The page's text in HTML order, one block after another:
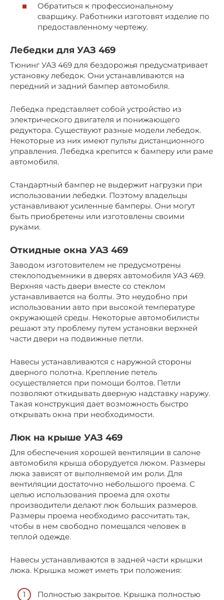
Обратиться к профессиональному
сварщику. Работники изготовят изделие по
предоставленному чертежу.
Лебедки для УАЗ 469
Тюнинг УАЗ 469 для бездорожья предусматривает
установку лебедок. Они устанавливаются на
передний и задний бампер автомобиля.
Лебедка представляет собой устройство из
электрического двигателя и понижающего
редуктора. Существуют разные модели лебедок.
Некоторые из них имеют пульты дистанционного
управления. Лебедка крепится к бамперу или раме
автомобиля.
Стандартный бампер не выдержит нагрузки при
использовании лебедки. Поэтому владельцы
устанавливают усиленные бамперы. Они могут
быть приобретены или изготовлены своими
руками.
Откидные окна УАЗ 469
Заводом изготовителем не предусмотрены
стеклоподъемники в дверях автомобиля УАЗ 469.
Верхняя часть двери вместе со стеклом
устанавливается на болты. Это неудобно при
использовании авто при высокой температуре
окружающей среды. Некоторые автомобилисты
решают эту проблему путем установки верхней
части двери на подвижные петли.
Навесы устанавливаются с наружной стороны
дверного полотна. Крепление петель
осуществляется при помощи болтов. Петли
позволяют откидывать дверную надставку наружу.
Такая конструкция дает возможность быстро
открывать окна при необходимости.
Люк на крыше УАЗ 469
Для обеспечения хорошей вентиляции в салоне
автомобиля крыша оборудуется люком. Размеры
люка зависят от выполняемой им роли. Для
вентиляции достаточно небольшого проема. С
целью использования проема для охоты
производители делают люк больших размеров.
Размеры проема необходимо рассчитать так,
чтобы в нем свободно помещался человек в
теплой одежде.
Навесы устанавливаются в задней части крышки
люка. Крышка может иметь три положения:
Полностью закрытое. Крышка полностью